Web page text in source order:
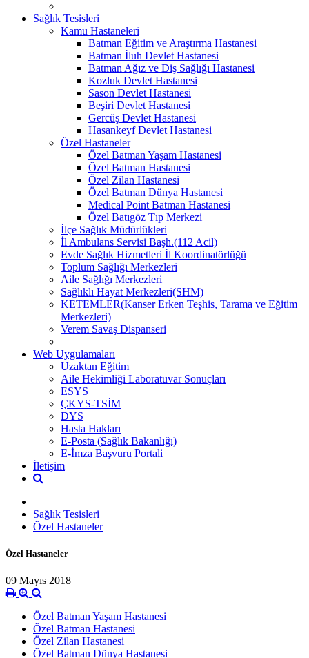
Sağlık Tesisleri
Kamu Hastaneleri
Batman Eğitim ve Araştırma Hastanesi
Batman İluh Devlet Hastanesi
Batman Ağız ve Diş Sağlığı Hastanesi
Kozluk Devlet Hastanesi
Sason Devlet Hastanesi
Beşiri Devlet Hastanesi
Gercüş Devlet Hastanesi
Hasankeyf Devlet Hastanesi
Özel Hastaneler
Özel Batman Yaşam Hastanesi
Özel Batman Hastanesi
Özel Zilan Hastanesi
Özel Batman Dünya Hastanesi
Medical Point Batman Hastanesi
Özel Batıgöz Tıp Merkezi
İlçe Sağlık Müdürlükleri
İl Ambulans Servisi Başh.(112 Acil)
Evde Sağlık Hizmetleri İl Koordinatörlüğü
Toplum Sağlığı Merkezleri
Aile Sağlığı Merkezleri
Sağlıklı Hayat Merkezleri(SHM)
KETEMLER(Kanser Erken Teşhis, Tarama ve Eğitim
Merkezleri)
Verem Savaş Dispanseri
Web Uygulamaları
Uzaktan Eğitim
Aile Hekimliği Laboratuvar Sonuçları
ESYS
ÇKYS-TSİM
DYS
Hasta Hakları
E-Posta (Sağlık Bakanlığı)
E-İmza Başvuru Portali
İletişim
Sağlık Tesisleri
Özel Hastaneler
Özel Hastaneler
09 Mayıs 2018
Özel Batman Yaşam Hastanesi
Özel Batman Hastanesi
Özel Zilan Hastanesi
Özel Batman Dünya Hastanesi